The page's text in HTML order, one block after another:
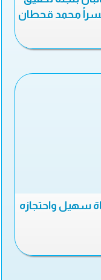
محمد قحطان
سهيل واحتجازه